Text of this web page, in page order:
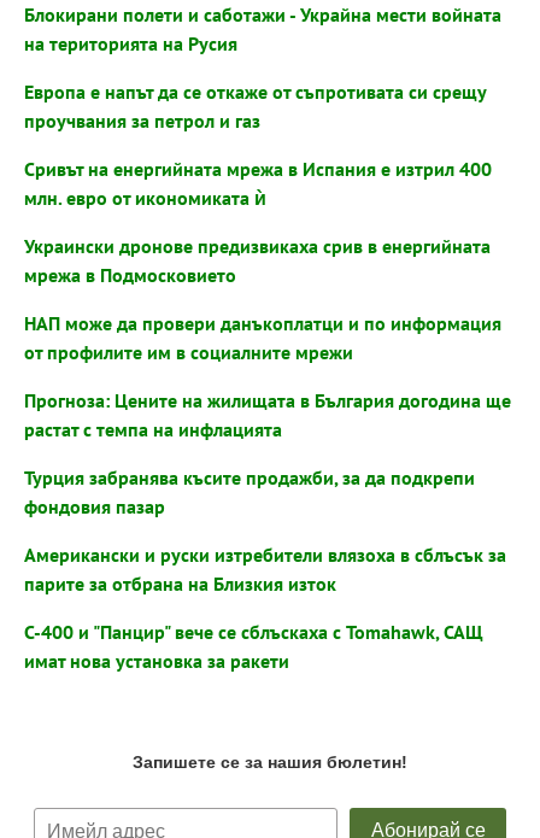
Блокирани полети и саботажи - Украйна мести войната
на територията на Русия
Европа е напът да се откаже от съпротивата си срещу
проучвания за петрол и газ
Сривът на енергийната мрежа в Испания е изтрил 400
млн. евро от икономиката ѝ
Украински дронове предизвикаха срив в енергийната
мрежа в Подмосковието
НАП може да провери данъкоплатци и по информация
от профилите им в социалните мрежи
Прогноза: Цените на жилищата в България догодина ще
растат с темпа на инфлацията
Турция забранява късите продажби, за да подкрепи
фондовия пазар
Американски и руски изтребители влязоха в сблъсък за
парите за отбрана на Близкия изток
С-400 и "Панцир" вече се сблъскаха с Tomahawk, САЩ
имат нова установка за ракети